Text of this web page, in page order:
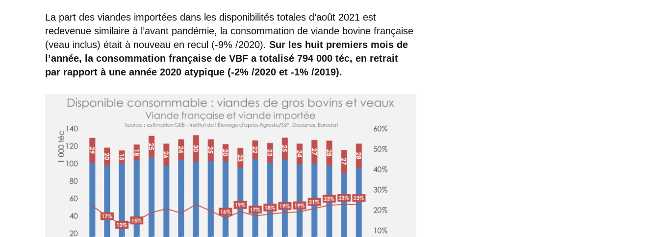
La part des viandes importées dans les disponibilités totales d’août 2021 est
redevenue similaire à l’avant pandémie, la consommation de viande bovine française
(veau inclus) était à nouveau en recul (-9% /2020). Sur les huit premiers mois de
l’année, la consommation française de VBF a totalisé 794 000 téc, en retrait
par rapport à une année 2020 atypique (-2% /2020 et -1% /2019).